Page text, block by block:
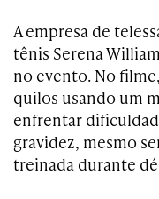
A empresa de
tênis Serena
no evento. No
quilos usando um
enfrentar
gravidez, mesmo
treinada durante